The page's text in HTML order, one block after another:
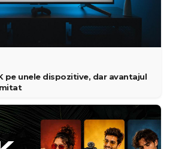
pe unele dispozitive, dar avantajul